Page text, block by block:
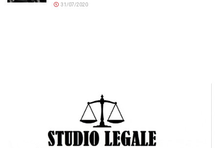
31/07/2020